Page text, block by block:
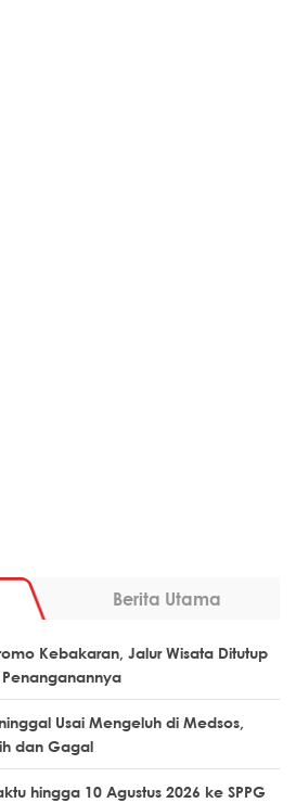
Berita Utama
Kebakaran, Jalur Wisata Ditutup
Penanganannya
Usai Mengeluh di Medsos,
dan Gagal
hingga 10 Agustus 2026 ke SPPG